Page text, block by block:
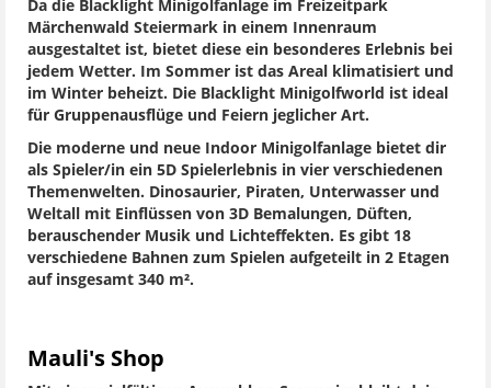
Da die Blacklight Minigolfanlage im Freizeitpark
Märchenwald Steiermark in einem Innenraum
ausgestaltet ist, bietet diese ein besonderes Erlebnis bei
jedem Wetter. Im Sommer ist das Areal klimatisiert und
im Winter beheizt. Die Blacklight Minigolfworld ist ideal
für Gruppenausflüge und Feiern jeglicher Art.
Die moderne und neue Indoor Minigolfanlage bietet dir
als Spieler/in ein 5D Spielerlebnis in vier verschiedenen
Themenwelten. Dinosaurier, Piraten, Unterwasser und
Weltall mit Einflüssen von 3D Bemalungen, Düften,
berauschender Musik und Lichteffekten. Es gibt 18
verschiedene Bahnen zum Spielen aufgeteilt in 2 Etagen
auf insgesamt 340 m².
Mauli's Shop